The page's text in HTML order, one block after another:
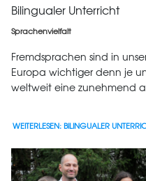
Bilingualer Unterricht
Sprachenvielfalt
Fremdsprachen sind in
Europa wichtiger denn je
weltweit eine zunehmend
WEITERLESEN: BILINGUALER